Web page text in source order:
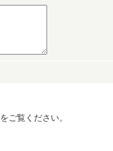
をご覧ください。